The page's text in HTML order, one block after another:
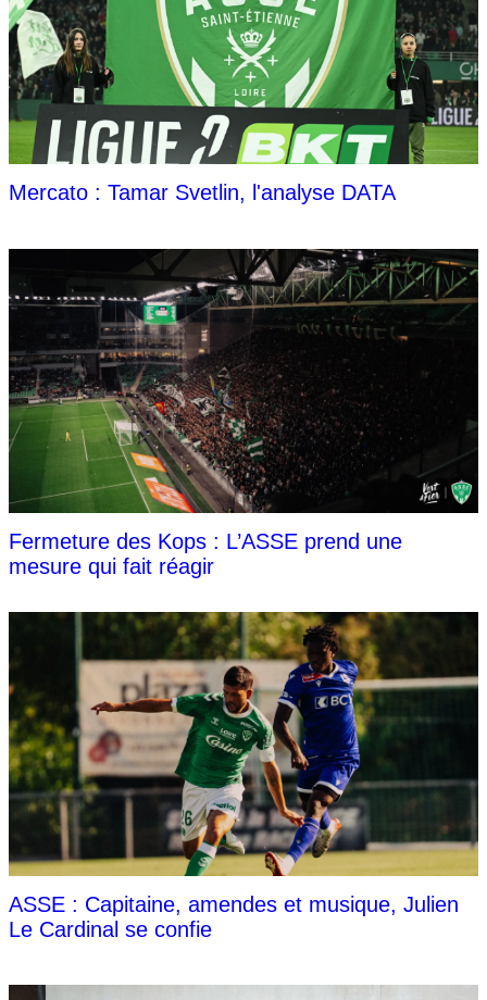
Mercato : Tamar Svetlin, l'analyse DATA
Fermeture des Kops : L’ASSE prend une
mesure qui fait réagir
ASSE : Capitaine, amendes et musique, Julien
Le Cardinal se confie